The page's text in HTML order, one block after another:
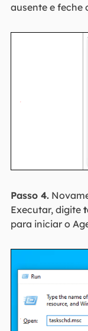
ausente e feche
Passo 4.
Executar, digite
para iniciar o